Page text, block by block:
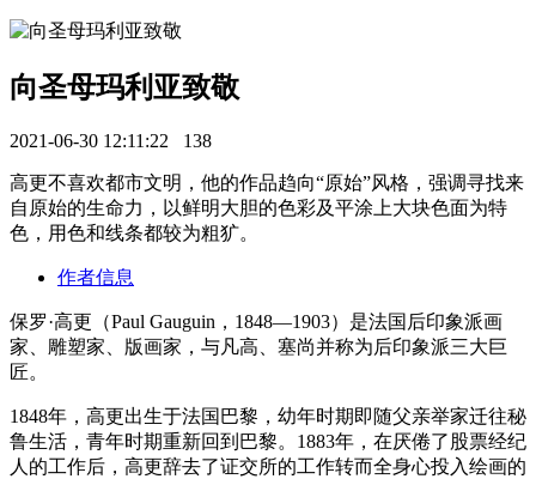
向圣母玛利亚致敬
2021-06-30 12:11:22 138
高更不喜欢都市文明，他的作品趋向“原始”风格，强调寻找来
自原始的生命力，以鲜明大胆的色彩及平涂上大块色面为特
色，用色和线条都较为粗犷。
作者信息
保罗·高更（Paul Gauguin，1848—1903）是法国后印象派画
家、雕塑家、版画家，与凡高、塞尚并称为后印象派三大巨
匠。
1848年，高更出生于法国巴黎，幼年时期即随父亲举家迁往秘
鲁生活，青年时期重新回到巴黎。1883年，在厌倦了股票经纪
人的工作后，高更辞去了证交所的工作转而全身心投入绘画的